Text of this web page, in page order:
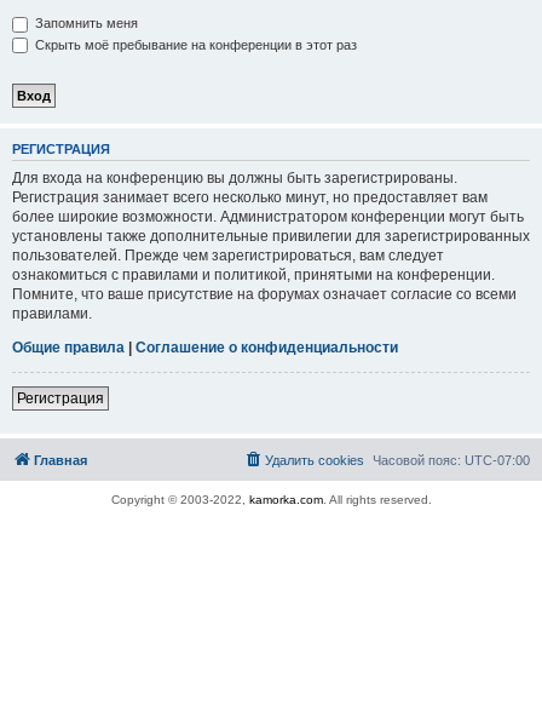
Запомнить меня
Скрыть моё пребывание на конференции в этот раз
РЕГИСТРАЦИЯ
Для входа на конференцию вы должны быть зарегистрированы.
Регистрация занимает всего несколько минут, но предоставляет вам
более широкие возможности. Администратором конференции могут быть
установлены также дополнительные привилегии для зарегистрированных
пользователей. Прежде чем зарегистрироваться, вам следует
ознакомиться с правилами и политикой, принятыми на конференции.
Помните, что ваше присутствие на форумах означает согласие со всеми
правилами.
Общие правила | Соглашение о конфиденциальности
Регистрация
Главная Часовой пояс: UTC-07:00
Удалить cookies
Copyright © 2003-2022, kamorka.com. All rights reserved.